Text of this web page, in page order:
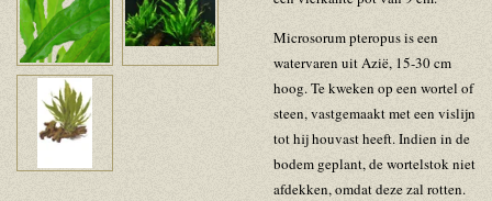
Microsorum pteropus is een
watervaren uit Azië, 15-30 cm
hoog. Te kweken op een wortel of
steen, vastgemaakt met een vislijn
tot hij houvast heeft. Indien in de
bodem geplant, de wortelstok niet
afdekken, omdat deze zal rotten.